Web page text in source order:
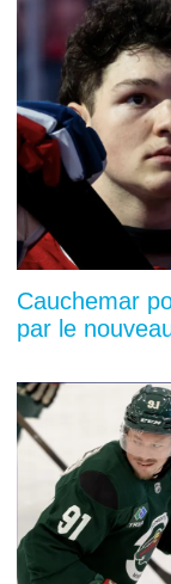
Cauchemar
par le